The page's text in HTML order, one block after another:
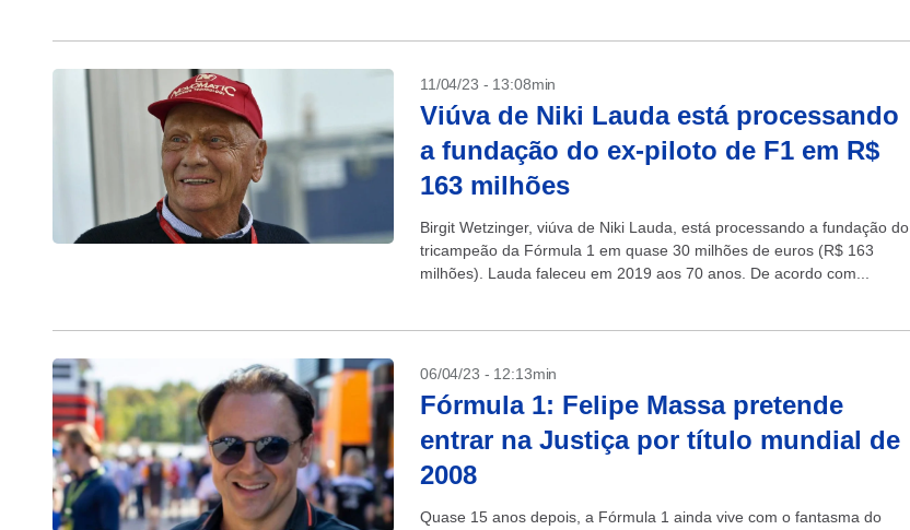
11/04/23 - 13:08min
Viúva de Niki Lauda está processando
a fundação do ex-piloto de F1 em R$
163 milhões
Birgit Wetzinger, viúva de Niki Lauda, está processando a fundação do
tricampeão da Fórmula 1 em quase 30 milhões de euros (R$ 163
milhões). Lauda faleceu em 2019 aos 70 anos. De acordo com...
06/04/23 - 12:13min
Fórmula 1: Felipe Massa pretende
entrar na Justiça por título mundial de
2008
Quase 15 anos depois, a Fórmula 1 ainda vive com o fantasma do